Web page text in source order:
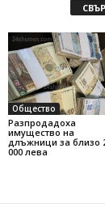
Общество
Разпродадоха
имущество на
длъжници за близо
000 лева